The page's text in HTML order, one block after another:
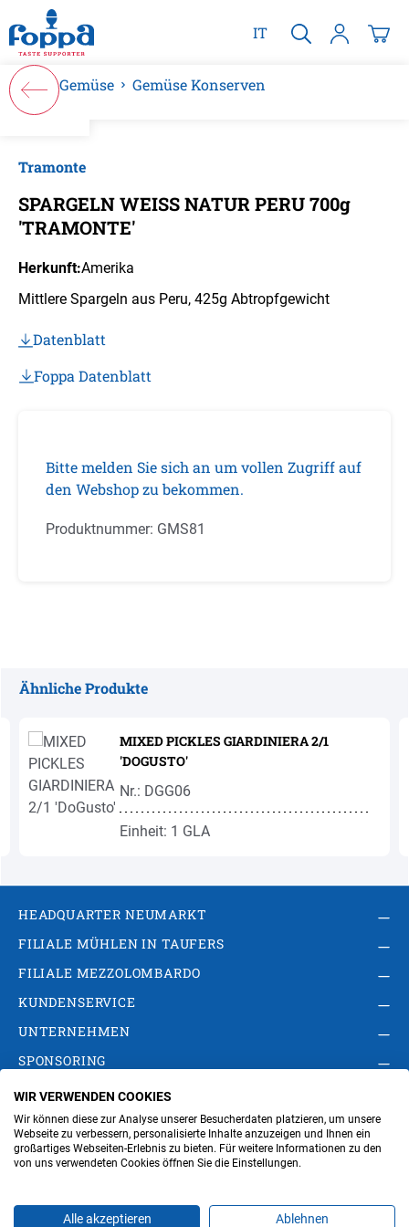
springen
IT
Gemüse Gemüse Konserven
Tramonte
SPARGELN WEISS NATUR PERU 700g
'TRAMONTE'
Herkunft:Amerika
Mittlere Spargeln aus Peru, 425g Abtropfgewicht
Datenblatt
Foppa Datenblatt
Bitte melden Sie sich an um vollen Zugriff auf
den Webshop zu bekommen.
Produktnummer: GMS81
Ähnliche Produkte
MIXED PICKLES GIARDINIERA 2/1
'DOGUSTO'
Nr.: DGG06
Einheit: 1 GLA
HEADQUARTER NEUMARKT
FILIALE MÜHLEN IN TAUFERS
FILIALE MEZZOLOMBARDO
KUNDENSERVICE
UNTERNEHMEN
SPONSORING
AGB Privacy Policy
Impressum
Cookie-Einstellungen ändern
Verwaltung
WIR VERWENDEN COOKIES
Wir können diese zur Analyse unserer Besucherdaten platzieren, um unsere
Webseite zu verbessern, personalisierte Inhalte anzuzeigen und Ihnen ein
großartiges Webseiten-Erlebnis zu bieten. Für weitere Informationen zu den
von uns verwendeten Cookies öffnen Sie die Einstellungen.
Alle akzeptieren Ablehnen